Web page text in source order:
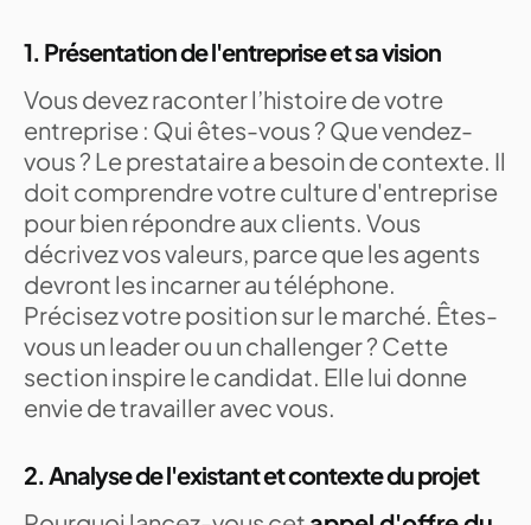
1. Présentation de l'entreprise et sa vision
Vous devez raconter l’histoire de votre
entreprise : Qui êtes-vous ? Que vendez-
vous ? Le prestataire a besoin de contexte. Il
doit comprendre votre culture d'entreprise
pour bien répondre aux clients. Vous
décrivez vos valeurs, parce que les agents
devront les incarner au téléphone.
Précisez votre position sur le marché. Êtes-
vous un leader ou un challenger ? Cette
section inspire le candidat. Elle lui donne
envie de travailler avec vous.
2. Analyse de l'existant et contexte du projet